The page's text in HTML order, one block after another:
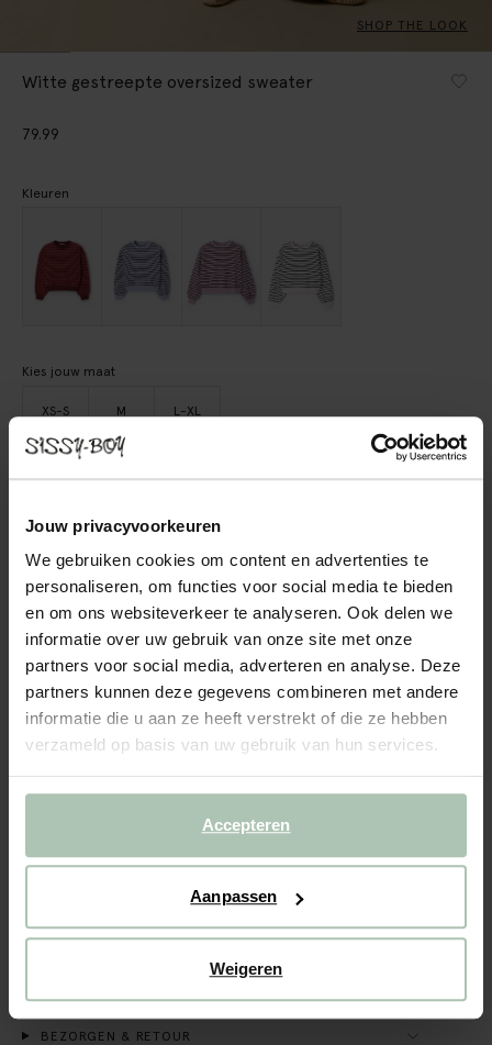
Jouw privacyvoorkeuren
We gebruiken cookies om content en advertenties te
personaliseren, om functies voor social media te bieden
en om ons websiteverkeer te analyseren. Ook delen we
informatie over uw gebruik van onze site met onze
partners voor social media, adverteren en analyse. Deze
partners kunnen deze gegevens combineren met andere
informatie die u aan ze heeft verstrekt of die ze hebben
verzameld op basis van uw gebruik van hun services.
Accepteren
Aanpassen
Weigeren
SHOP THE LOOK
Witte gestreepte oversized sweater
79.99
Kleuren
Kies jouw maat
XS-S M L-XL
Gratis verzending naar winkel
Achteraf betalen
Snelle levering
REVIEWS (1)
sweater heeft lange pofmouwen, een ronde hals,
Verder heeft de sweater een all-over zwart strepen
patroon. Materiaal: 100% katoen.
BEZORGEN & RETOUR